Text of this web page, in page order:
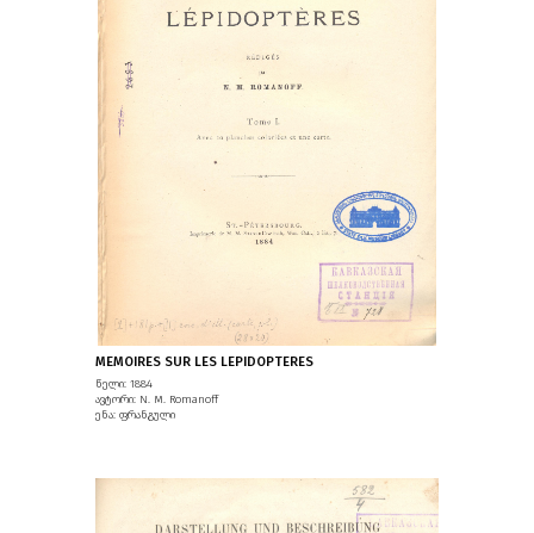
MEMOIRES SUR LES LEPIDOPTERES
წელი: 1884
ავტორი: N. M. Romanoff
ენა: ფრანგული